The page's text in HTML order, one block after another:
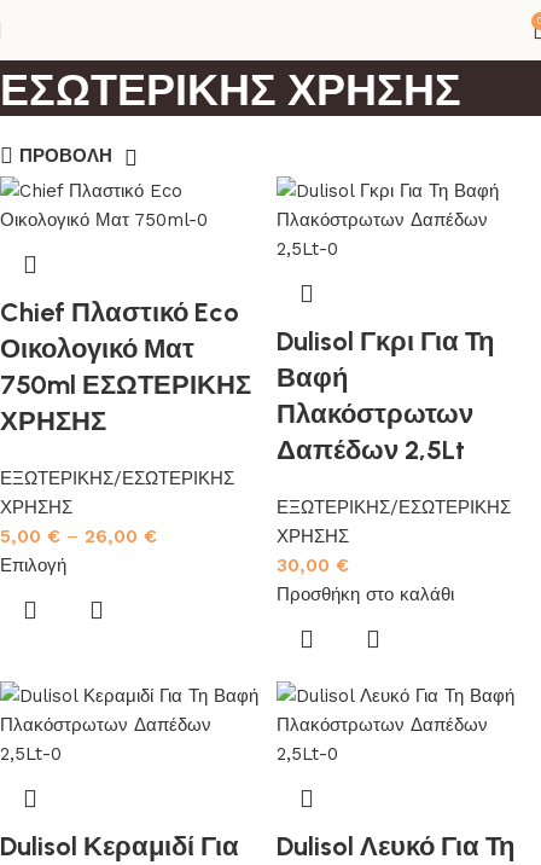
ΕΣΩΤΕΡΙΚΗΣ ΧΡΗΣΗΣ
ΠΡΟΒΟΛΗ
Chief Πλαστικό Eco
Οικολογικό Ματ
750ml ΕΣΩΤΕΡΙΚΗΣ
ΧΡΗΣΗΣ
ΕΞΩΤΕΡΙΚΗΣ/ΕΣΩΤΕΡΙΚΗΣ
ΧΡΗΣΗΣ
5,00 € – 26,00 €
Επιλογή
Dulisol Γκρι Για Τη
Βαφή
Πλακόστρωτων
Δαπέδων 2,5Lt
ΕΞΩΤΕΡΙΚΗΣ/ΕΣΩΤΕΡΙΚΗΣ
ΧΡΗΣΗΣ
30,00 €
Προσθήκη στο καλάθι
Dulisol Κεραμιδί Για
Dulisol Λευκό Για Τη